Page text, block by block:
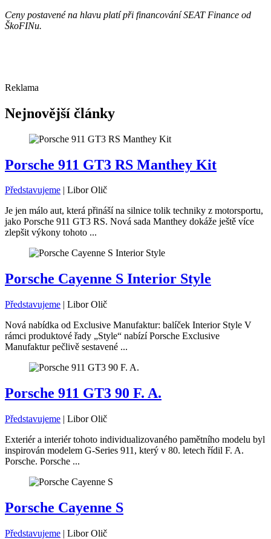
Ceny postavené na hlavu platí při financování SEAT Finance od
ŠkoFINu.
Reklama
Nejnovější články
Porsche 911 GT3 RS Manthey Kit
Představujeme | Libor Olič
Je jen málo aut, která přináší na silnice tolik techniky z motorsportu,
jako Porsche 911 GT3 RS. Nová sada Manthey dokáže ještě více
zlepšit výkony tohoto ...
Porsche Cayenne S Interior Style
Představujeme | Libor Olič
Nová nabídka od Exclusive Manufaktur: balíček Interior Style V
rámci produktové řady „Style“ nabízí Porsche Exclusive
Manufaktur pečlivě sestavené ...
Porsche 911 GT3 90 F. A.
Představujeme | Libor Olič
Exteriér a interiér tohoto individualizovaného pamětního modelu byl
inspirován modelem G-Series 911, který v 80. letech řídil F. A.
Porsche. Porsche ...
Porsche Cayenne S
Představujeme | Libor Olič